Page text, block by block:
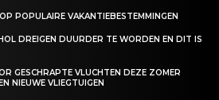
POPULAIRE VAKANTIEBESTEMMINGEN
DREIGEN DUURDER TE WORDEN EN DIT IS
GESCHRAPTE VLUCHTEN DEZE ZOMER
NIEUWE VLIEGTUIGEN